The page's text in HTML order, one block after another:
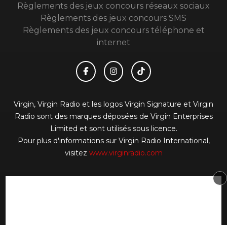
Règlements des jeux concours réseaux sociaux
Règlements des jeux concours SMS
Règlements des jeux concours téléphone et
internet
Virgin, Virgin Radio et les logos Virgin Signature et Virgin
Radio sont des marques déposées de Virgin Enterprises
Limited et sont utilisés sous licence.
Pour plus d'informations sur Virgin Radio International,
visitez www.virginradio.com